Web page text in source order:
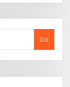
Go